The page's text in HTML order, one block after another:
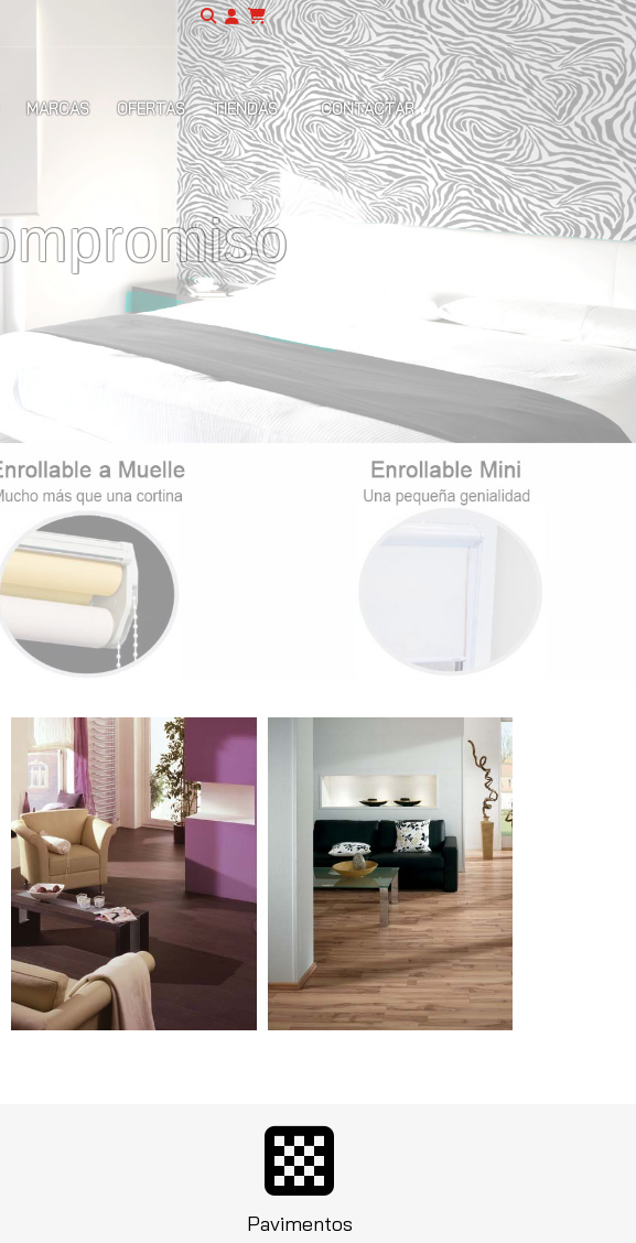
MARCAS OFERTAS TIENDAS CONTACTAR
Pavimentos